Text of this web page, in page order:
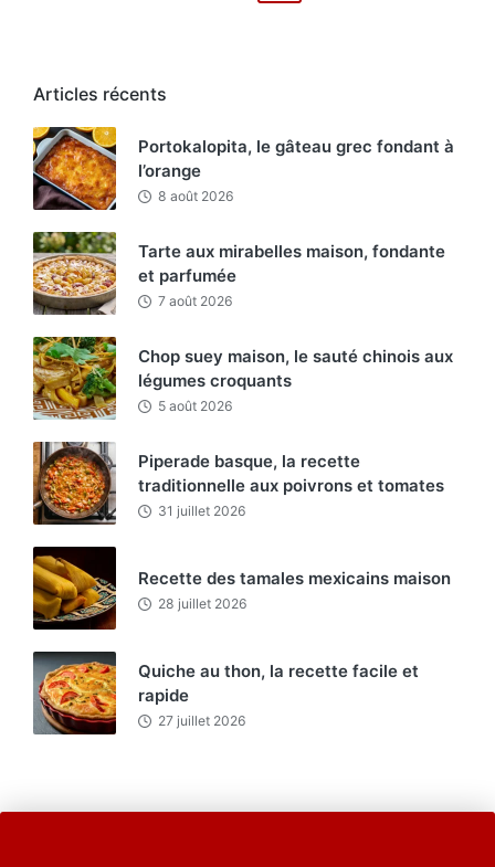
Articles récents
Portokalopita, le gâteau grec fondant à
l’orange
8 août 2026
Tarte aux mirabelles maison, fondante
et parfumée
7 août 2026
Chop suey maison, le sauté chinois aux
légumes croquants
5 août 2026
Piperade basque, la recette
traditionnelle aux poivrons et tomates
31 juillet 2026
Recette des tamales mexicains maison
28 juillet 2026
Quiche au thon, la recette facile et
rapide
27 juillet 2026